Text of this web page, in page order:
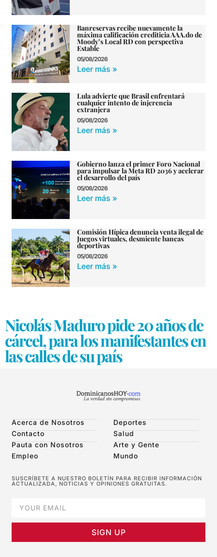
Banreservas recibe nuevamente la
máxima calificación crediticia AAA.do de
Moody’s Local RD con perspectiva
Estable
05/08/2026
Leer más »
Lula advierte que Brasil enfrentará
cualquier intento de injerencia
extranjera
05/08/2026
Leer más »
Gobierno lanza el primer Foro Nacional
para impulsar la Meta RD 2036 y acelerar
el desarrollo del país
05/08/2026
Leer más »
Comisión Hípica denuncia venta ilegal de
Juegos virtuales, desmiente bancas
deportivas
05/08/2026
Leer más »
Nicolás Maduro pide 20 años de
cárcel, para los manifestantes en
las calles de su país
Acerca de Nosotros
Contacto
Pauta con Nosotros
Empleo
Deportes
Salud
Arte y Gente
Mundo
SUSCRÍBETE A NUESTRO BOLETÍN PARA RECIBIR INFORMACIÓN
ACTUALIZADA, NOTICIAS Y OPINIONES GRATUITAS.
SIGN UP